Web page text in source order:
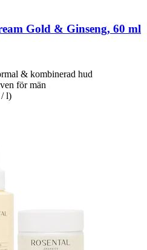
Gold & Ginseng, 60 ml
& kombinerad hud
för män
l)